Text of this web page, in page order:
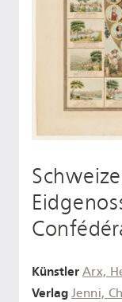
Künstler Arx,
Verlag Jenni,